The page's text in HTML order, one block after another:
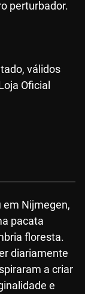
perturbador.
válidos
Oficial
em Nijmegen,
pacata
floresta.
diariamente
a criar
e